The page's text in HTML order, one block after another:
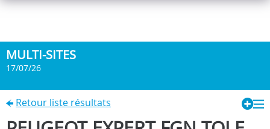
MULTI-SITES
17/07/26
Retour liste résultats